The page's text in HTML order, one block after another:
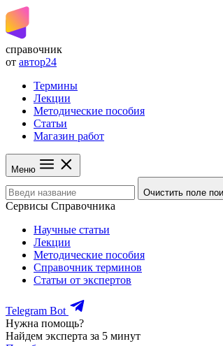
справочник
от автор24
Термины
Лекции
Методические пособия
Статьи
Магазин работ
Меню
Очистить поле
Сервисы Справочника
Научные статьи
Лекции
Методические пособия
Справочник терминов
Статьи от экспертов
Telegram Bot
Нужна помощь?
Найдем эксперта за 5 минут